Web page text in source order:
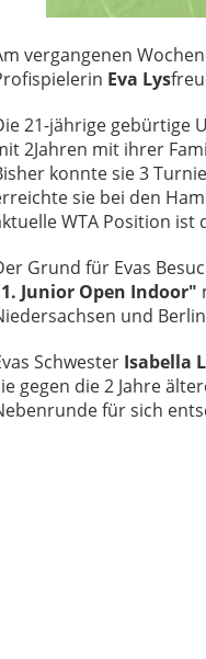
vergangenen
Eva Lys
21-jährige gebürtige
2Jahren mit ihrer
konnte sie 3
sie bei den
WTA Position ist
Grund für Evas
Junior Open Indoor"
und
Schwester Isabella
gegen die 2 Jahre
für sich